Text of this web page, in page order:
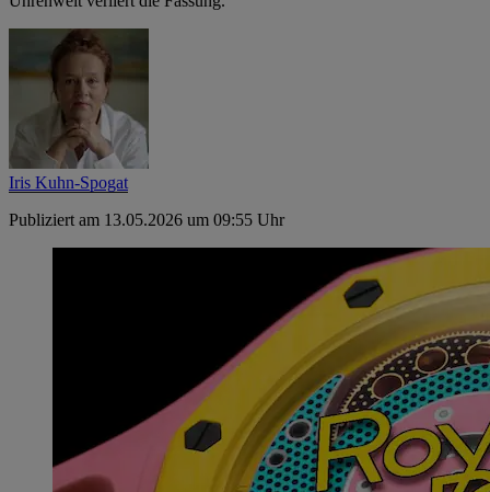
Iris Kuhn-Spogat
Publiziert am 13.05.2026 um 09:55 Uhr